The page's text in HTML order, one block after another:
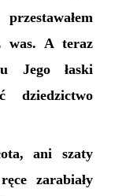
was. A teraz
Jego łaski
dziedzictwo
ani szaty
zarabiały